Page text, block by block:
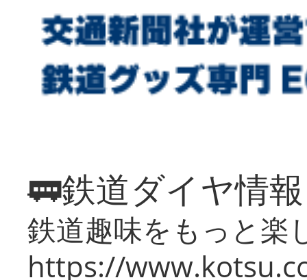
🚃鉄道ダイヤ情
鉄道趣味をもっと楽
https://